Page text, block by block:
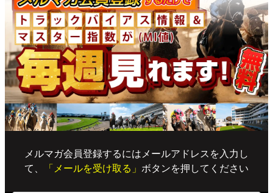
メルマガ会員登録するにはメールアドレスを入力し
て、
「メールを受け取る」 ボタンを押してください